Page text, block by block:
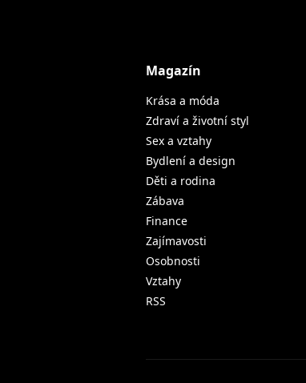
Magazín
Krása a móda
Zdraví a životní styl
Sex a vztahy
Bydlení a design
Děti a rodina
Zábava
Finance
Zajímavosti
Osobnosti
Vztahy
RSS